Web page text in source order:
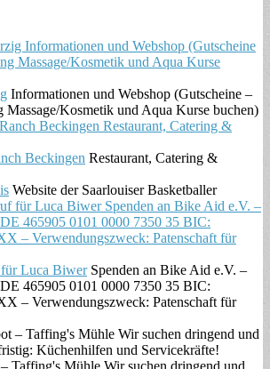
Informationen und Webshop (Gutscheine –
Massage/Kosmetik und Aqua Kurse buchen)
Beckingen Restaurant, Catering &
Website der Saarlouiser Basketballer
für Luca BiwerSpenden an Bike Aid e.V. –
465905 0101 0000 7350 35 BIC:
– Verwendungszweck: Patenschaft für
Taffing's Mühle Wir suchen dringend und